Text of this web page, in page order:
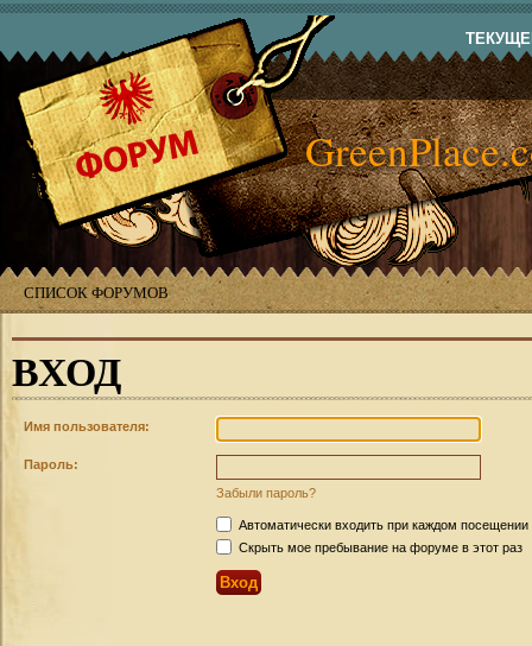
СПИСОК ФОРУМОВ
ВХОД
Имя пользователя:
Пароль:
Забыли пароль?
Автоматически входить при каждом посещении
Скрыть мое пребывание на форуме в этот раз